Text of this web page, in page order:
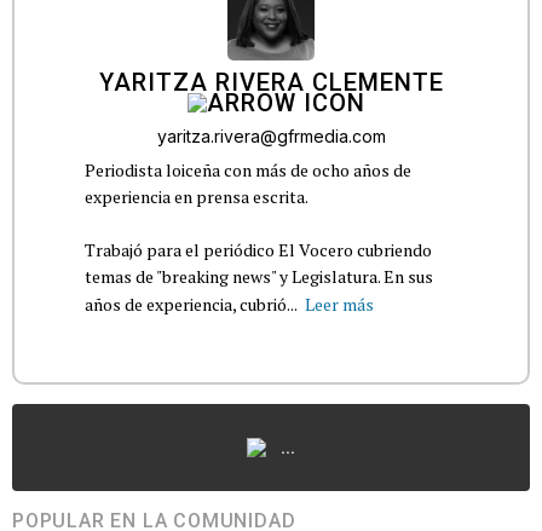
YARITZA RIVERA CLEMENTE
yaritza.rivera@gfrmedia.com
Periodista loiceña con más de ocho años de
experiencia en prensa escrita.
Trabajó para el periódico El Vocero cubriendo
temas de "breaking news" y Legislatura. En sus
años de experiencia, cubrió... Leer más
...
POPULAR EN LA COMUNIDAD